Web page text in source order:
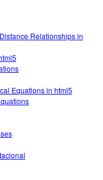
Relationships in
Equations in html5